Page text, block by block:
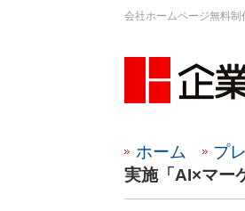
会社ホームページ無料
ホーム プ
実施「AI×マー